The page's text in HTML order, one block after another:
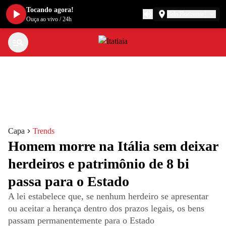
Capa Trends
Homem morre na Itália sem deixar
herdeiros e patrimônio de 8 bi
passa para o Estado
A lei estabelece que, se nenhum herdeiro se apresentar
ou aceitar a herança dentro dos prazos legais, os bens
passam permanentemente para o Estado
Tocando agora!
Ouça ao vivo /24h